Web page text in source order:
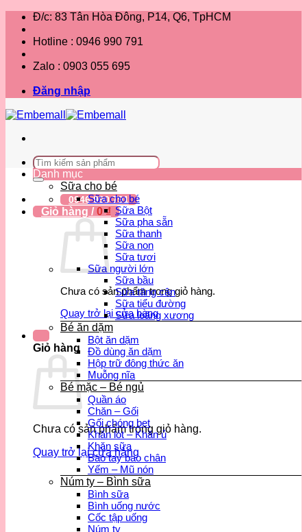
qua
dung
Đ/c: 83 Tân Hòa Đông, P14, Q6, TpHCM
Hotline : 0946 990 791
Zalo : 0903 055 695
Đăng nhập
Tìm
kiếm:
0946 990 791
Giỏ hàng / 0₫
Chưa có sản phẩm trong giỏ hàng.
Quay trở lại cửa hàng
Giỏ hàng
Chưa có sản phẩm trong giỏ hàng.
Quay trở lại cửa hàng
Danh mục
Sữa cho bé
Sữa cho bé
Sữa Bột
Sữa pha sẵn
Sữa thanh
Sữa non
Sữa tươi
Sữa người lớn
Sữa bầu
Sữa tăng cân
Sữa tiểu đường
Sữa loãng xương
Bé ăn dặm
Bột ăn dặm
Đồ dùng ăn dặm
Hộp trữ đông thức ăn
Muỗng nĩa
Bé mặc – Bé ngủ
Quần áo
Chăn – Gối
Gối chóng bẹt
Khăn lót – Khăn ủ
Khăn sữa
Bao tay bao chân
Yếm – Mũ nón
Núm ty – Bình sữa
Bình sữa
Bình uống nước
Cốc tập uống
Núm ty